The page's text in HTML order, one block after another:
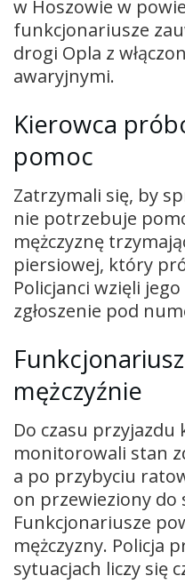
w Hoszowie w
funkcjonariusze
drogi Opla z
awaryjnymi.
Kierowca
pomoc
Zatrzymali się, by
nie potrzebuje
mężczyznę
piersiowej, który
Policjanci wzięli
zgłoszenie pod
mężczyźnie
Do czasu
monitorowali stan
a po przybyciu
on przewieziony do
Funkcjonariusze
mężczyzny. Policja
sytuacjach liczy się